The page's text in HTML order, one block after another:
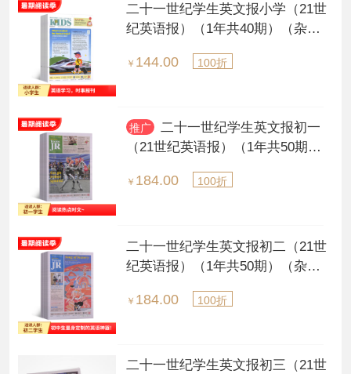
二十一世纪学生英文报小学（21世
纪英语报）（1年共40期）（杂志
￥ 144.00 100折
推广
二十一世纪学生英文报初一
（21世纪英语报）（1年共50期）
￥ 184.00 100折
二十一世纪学生英文报初二（21世
纪英语报）（1年共50期）（杂志
￥ 184.00 100折
二十一世纪学生英文报初三（21世